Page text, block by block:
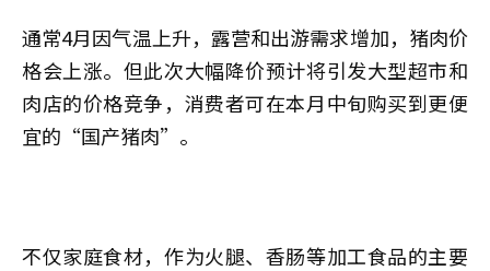
通常4月因气温上升，露营和出游需求增加，猪肉价
格会上涨。但此次大幅降价预计将引发大型超市和
肉店的价格竞争，消费者可在本月中旬购买到更便
宜的“国产猪肉”。
不仅家庭食材，作为火腿、香肠等加工食品的主要